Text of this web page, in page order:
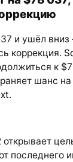
и ушёл
коррекция.
к
шанс
.
последнего